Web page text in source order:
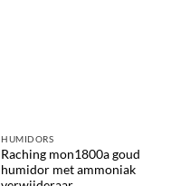
HUMIDORS
Raching mon1800a goud
humidor met ammoniak